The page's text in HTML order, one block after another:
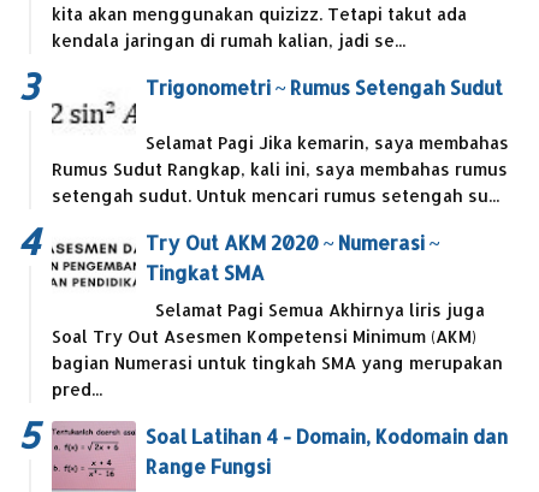
kita akan menggunakan quizizz. Tetapi takut ada
kendala jaringan di rumah kalian, jadi se...
Trigonometri ~ Rumus Setengah Sudut
Selamat Pagi Jika kemarin, saya membahas
Rumus Sudut Rangkap, kali ini, saya membahas rumus
setengah sudut. Untuk mencari rumus setengah su...
Try Out AKM 2020 ~ Numerasi ~
Tingkat SMA
Selamat Pagi Semua Akhirnya liris juga
Soal Try Out Asesmen Kompetensi Minimum (AKM)
bagian Numerasi untuk tingkah SMA yang merupakan
pred...
Soal Latihan 4 - Domain, Kodomain dan
Range Fungsi